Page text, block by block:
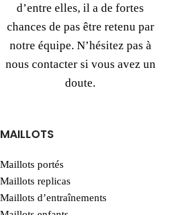
d’entre elles, il a de fortes
chances de pas être retenu par
notre équipe. N’hésitez pas à
nous contacter si vous avez un
doute.
MAILLOTS
Maillots portés
Maillots replicas
Maillots d’entraînements